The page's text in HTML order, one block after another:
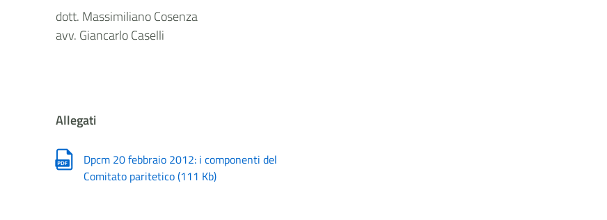
dott. Massimiliano Cosenza
avv. Giancarlo Caselli
Allegati
Dpcm 20 febbraio 2012: i componenti del
Comitato paritetico(111 Kb)